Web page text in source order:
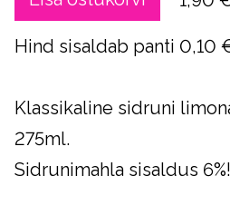
Hind sisaldab panti 0,10
Klassikaline sidruni
275ml.
Sidrunimahla sisaldus 6%!